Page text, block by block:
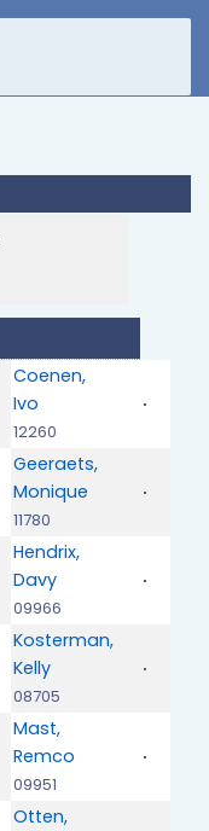
Coenen,
Ivo
12260
Geeraets,
Monique
11780
Hendrix,
Davy
09966
Kosterman,
Kelly
08705
Mast,
Remco
09951
Otten,